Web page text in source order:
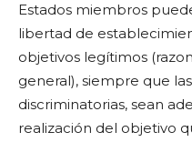
Estados miembros
libertad de
objetivos legítimos
general), siempre que
discriminatorias, sean
realización del objetivo